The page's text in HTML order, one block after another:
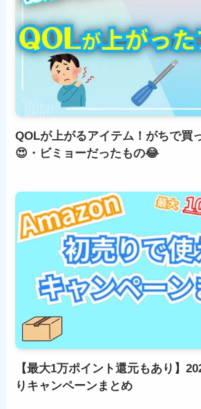
QOLが上がるアイテム！がちで買
😍・ビミョーだったもの😂
【最大1万ポイント還元もあり】
りキャンペーンまとめ